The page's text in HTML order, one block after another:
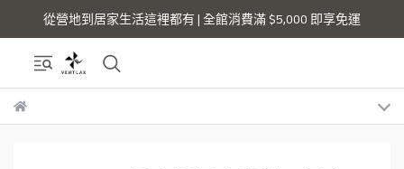
從營地到居家生活這裡都有 | 全館消費滿 $5,000 即享免運